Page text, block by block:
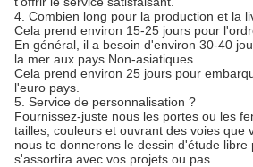
4. Combien long pour la production et la
Cela prend environ 15-25 jours pour
En général, il a besoin d'environ 30-40
la mer aux pays Non-asiatiques.
Cela prend environ 25 jours pour
l'euro pays.
5. Service de personnalisation ?
Fournissez-juste nous les portes ou les
tailles, couleurs et ouvrant des voies que
nous te donnerons le dessin d'étude
s'assortira avec vos projets ou pas.